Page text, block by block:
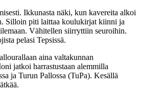
Ikkunasta näki, kun kavereita alkoi
Silloin piti laittaa koulukirjat kiinni ja
Vähitellen siirryttiin seuroihin.
pelasi Tepsissä.
aina valtakunnan
jatkoi harrastustaan alemmilla
ja Turun Pallossa (TuPa). Kesällä